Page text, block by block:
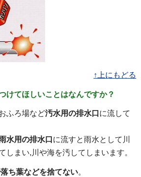
↑上にもどる
けてほしいことはなんですか？
ふろ場など汚水用の排水口 に流して
水用の排水口 に流すと雨水として川
しまい,川や海を汚してしまいます。
ち葉などを捨てない。